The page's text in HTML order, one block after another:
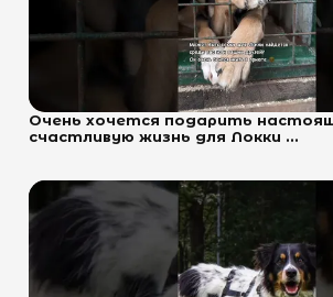
Очень хочется подарить
счастливую жизнь для Локки ...